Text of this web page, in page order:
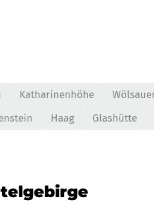
Katharinenhöhe
Haag Glashütte